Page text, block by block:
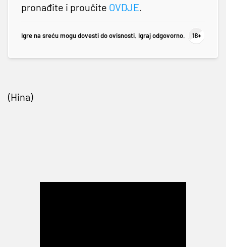
pronađite i proučite OVDJE.
Igre na sreću mogu dovesti do ovisnosti. Igraj odgovorno.
(Hina)